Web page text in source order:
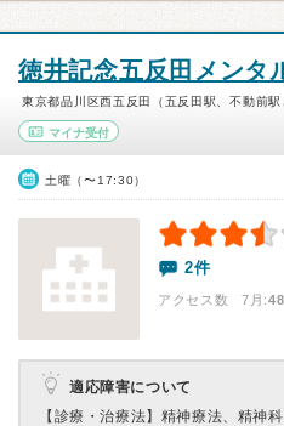
徳井記念五反田メンタ
東京都品川区西五反田（五反田駅、不動前駅
マイナ受付
土曜（〜17:30）
2件
アクセス数 7月:48
適応障害について
【診療・治療法】 精神療法、精神